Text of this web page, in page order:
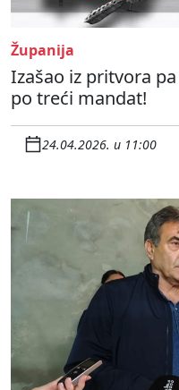
Županija
Izašao iz pritvora
po treći mandat!
24.04.2026. u 11:00